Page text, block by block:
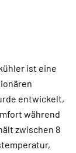
ist eine
entwickelt,
während
zwischen 8